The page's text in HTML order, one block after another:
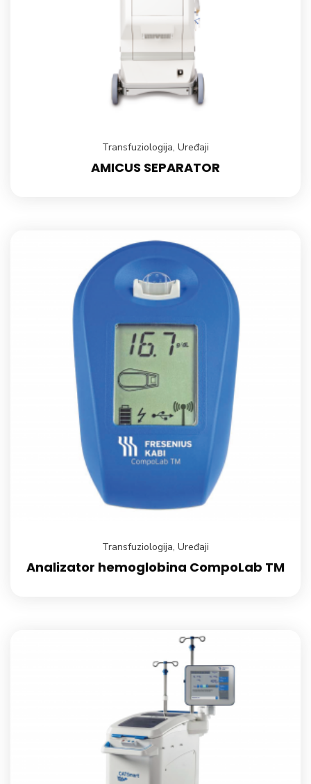
Transfuziologija, Uređaji
AMICUS SEPARATOR
Transfuziologija, Uređaji
Analizator hemoglobina CompoLab TM